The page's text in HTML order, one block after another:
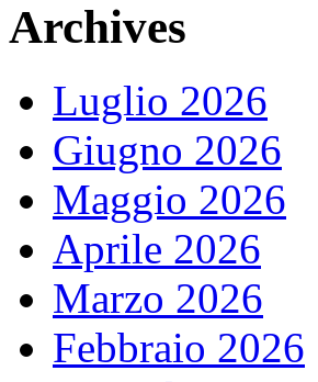
Archives
Luglio 2026
Giugno 2026
Maggio 2026
Aprile 2026
Marzo 2026
Febbraio 2026